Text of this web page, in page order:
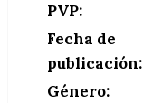
PVP:
Fecha de
publicación:
Género: